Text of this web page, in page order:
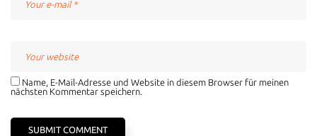
Name, E-Mail-Adresse und Website in diesem Browser für meinen
nächsten Kommentar speichern.